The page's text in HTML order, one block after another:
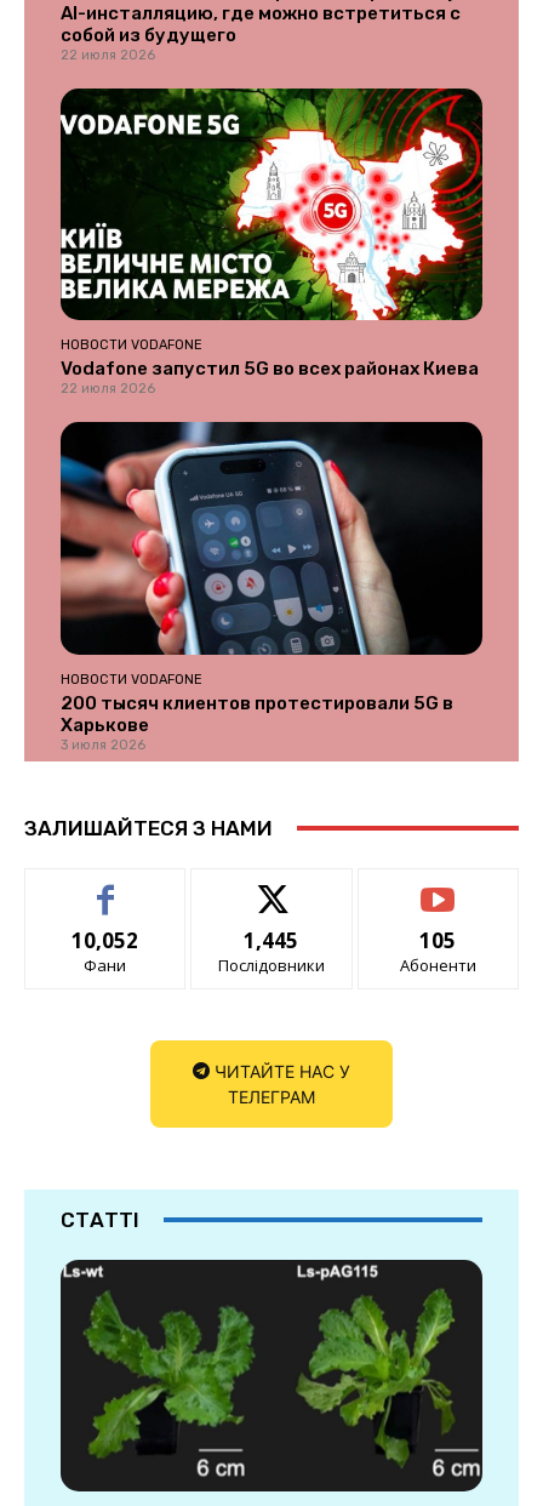
AI-инсталляцию, где можно встретиться с
собой из будущего
22 июля 2026
НОВОСТИ VODAFONE
Vodafone запустил 5G во всех районах Киева
22 июля 2026
НОВОСТИ VODAFONE
200 тысяч клиентов протестировали 5G в
Харькове
3 июля 2026
ЗАЛИШАЙТЕСЯ З НАМИ
10,052
Фани
1,445
Послідовники
105
Абоненти
ЧИТАЙТЕ НАС У
ТЕЛЕГРАМ
СТАТТІ